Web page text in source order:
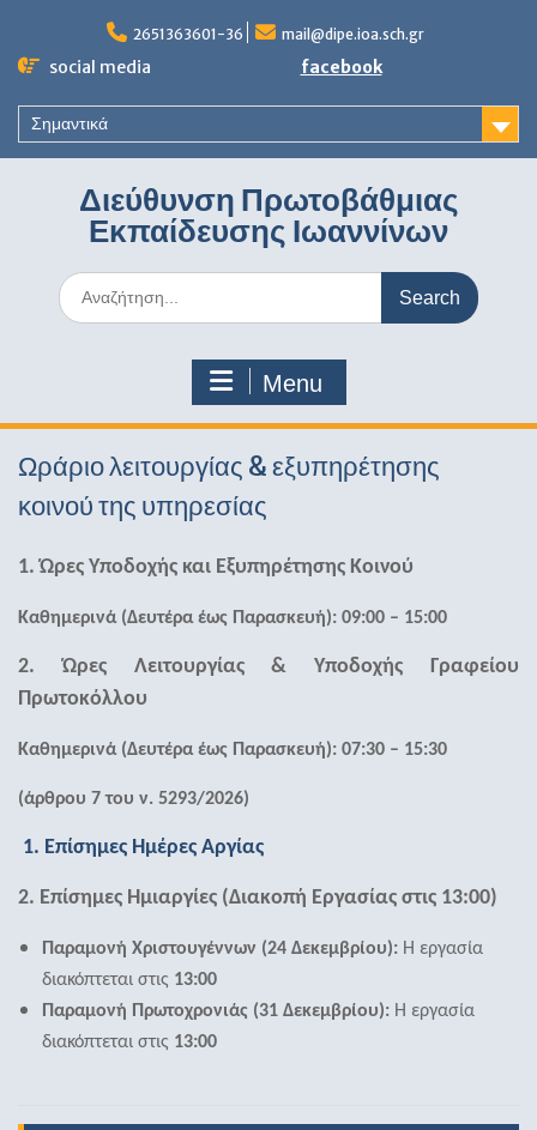
content
2651363601-36 mail@dipe.ioa.sch.gr
social media facebook
Σημαντικά
Διεύθυνση Πρωτοβάθμιας
Εκπαίδευσης Ιωαννίνων
Search
for:
Menu
Ωράριο λειτουργίας & εξυπηρέτησης
κοινού της υπηρεσίας
1. Ώρες Υποδοχής και Εξυπηρέτησης Κοινού
Καθημερινά (Δευτέρα έως Παρασκευή): 09:00 – 15:00
2. Ώρες Λειτουργίας & Υποδοχής Γραφείου
Πρωτοκόλλου
Καθημερινά (Δευτέρα έως Παρασκευή): 07:30 – 15:30
(άρθρου 7 του ν. 5293/2026)
1. Επίσημες Ημέρες Αργίας
2. Επίσημες Ημιαργίες (Διακοπή Εργασίας στις 13:00)
Παραμονή Χριστουγέννων (24 Δεκεμβρίου): Η εργασία
διακόπτεται στις 13:00
Παραμονή Πρωτοχρονιάς (31 Δεκεμβρίου): Η εργασία
διακόπτεται στις 13:00